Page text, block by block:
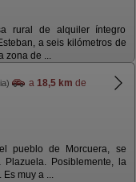
rural de alquiler íntegro
a seis kilómetros de
zona de ...
a 18,5 km de
pueblo de Morcuera, se
Posiblemente, la
muy a ...